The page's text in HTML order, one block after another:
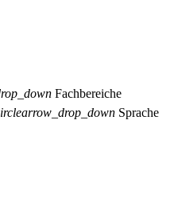
Fachbereiche
arrow_drop_down Sprache